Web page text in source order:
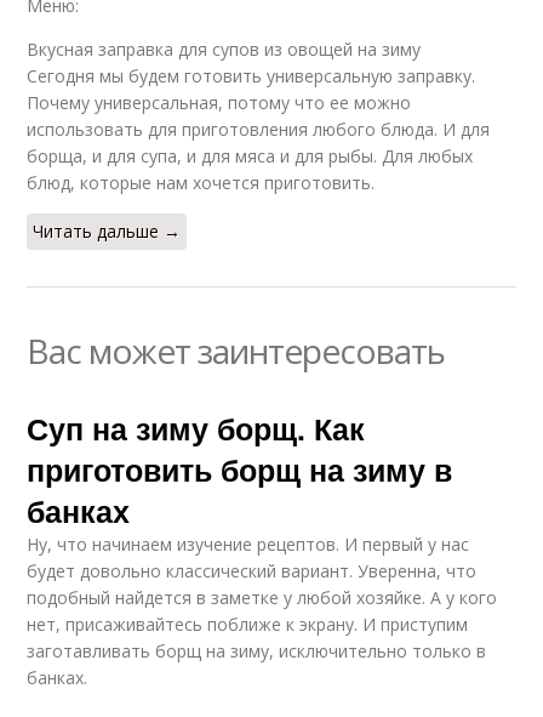
Меню:
Вкусная заправка для супов из овощей на зиму
Сегодня мы будем готовить универсальную заправку.
Почему универсальная, потому что ее можно
использовать для приготовления любого блюда. И для
борща, и для супа, и для мяса и для рыбы. Для любых
блюд, которые нам хочется приготовить.
Читать дальше →
Вас может заинтересовать
Суп на зиму борщ. Как
приготовить борщ на зиму в
банках
Ну, что начинаем изучение рецептов. И первый у нас
будет довольно классический вариант. Уверенна, что
подобный найдется в заметке у любой хозяйке. А у кого
нет, присаживайтесь поближе к экрану. И приступим
заготавливать борщ на зиму, исключительно только в
банках.